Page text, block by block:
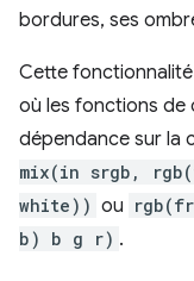
bordures, ses
Cette
où les fonctions de
dépendance sur la
mix(in srgb,
white)) ou
b) b g r) .